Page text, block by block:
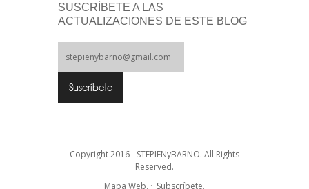
SUSCRÍBETE A LAS
ACTUALIZACIONES DE ESTE BLOG
Copyright 2016 - STEPIENyBARNO. All Rights
Reserved.
Mapa Web. · Subscríbete.